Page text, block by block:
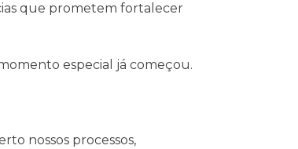
que prometem fortalecer
especial já começou.
nossos processos,